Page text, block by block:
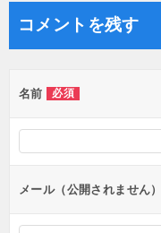
ー
シ
ョ
ン
コメントを残す
名前 必須
メール（公開されません）